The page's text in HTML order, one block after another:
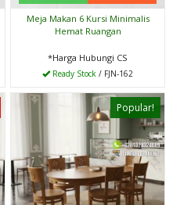
Meja Makan 6 Kursi Minimalis
Hemat Ruangan
*Harga Hubungi CS
Ready Stock / FJN-162
Popular!